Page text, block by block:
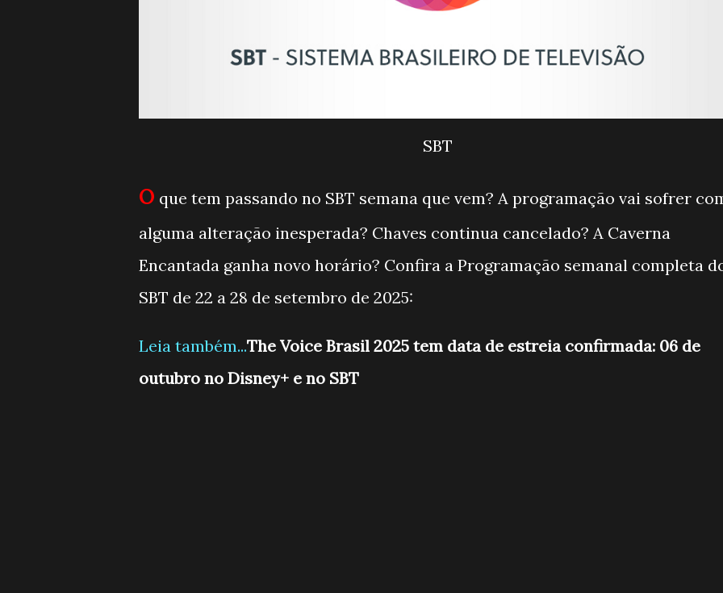
SBT
O que tem passando no SBT semana que vem? A programação vai sofrer
alguma alteração inesperada? Chaves continua cancelado? A Caverna
Encantada ganha novo horário? Confira a Programação semanal completa
SBT de 22 a 28 de setembro de 2025:
Leia também...The Voice Brasil 2025 tem data de estreia confirmada: 06 de
outubro no Disney+ e no SBT